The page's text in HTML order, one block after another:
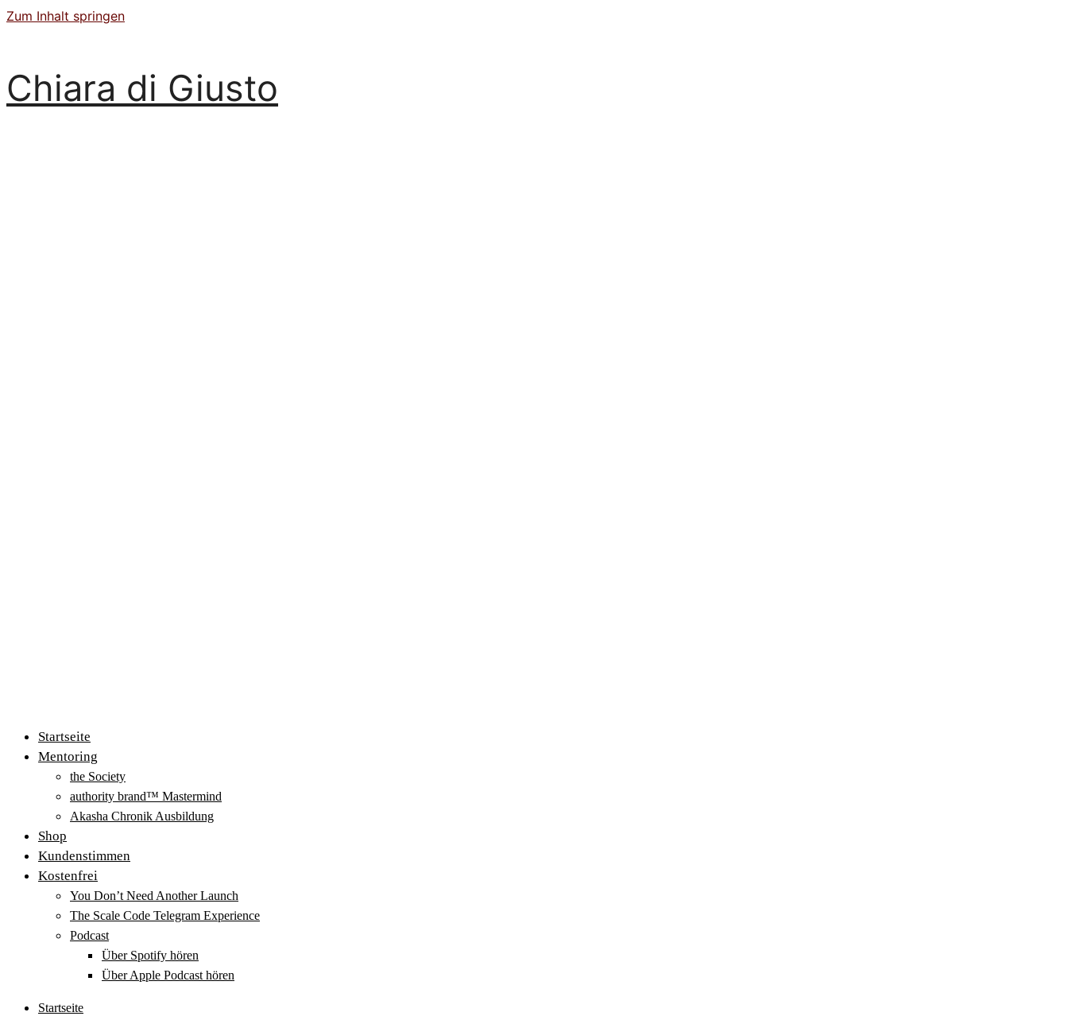
Zum Inhalt springen
Chiara di Giusto
Startseite
Mentoring
the Society
authority brand™ Mastermind
Akasha Chronik Ausbildung
Shop
Kundenstimmen
Kostenfrei
You Don’t Need Another Launch
The Scale Code Telegram Experience
Podcast
Über Spotify hören
Über Apple Podcast hören
Startseite